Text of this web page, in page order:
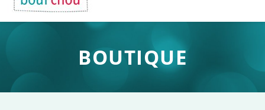
BOUTIQUE